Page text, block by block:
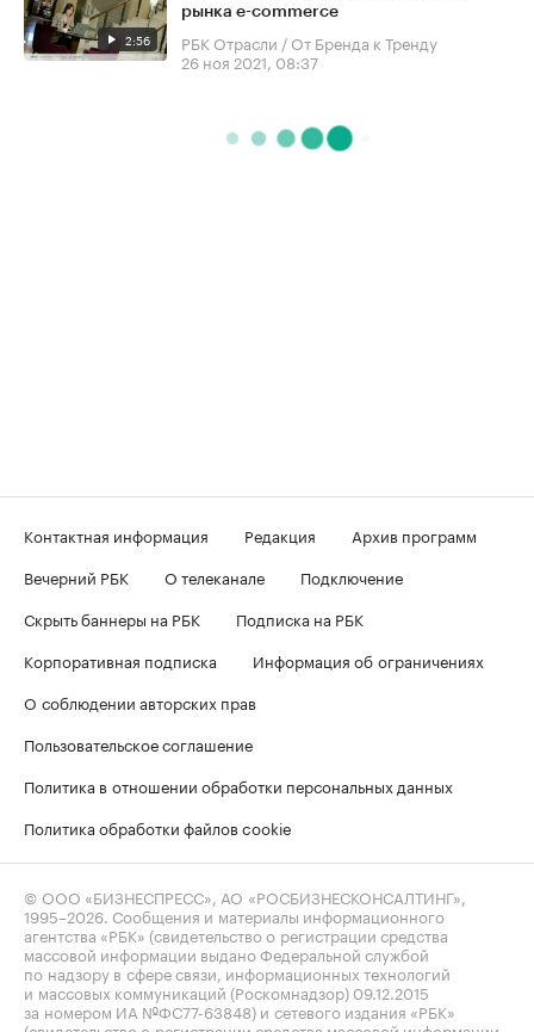
2:56
рынка e-commerce
РБК Отрасли / От Бренда к Тренду
26 ноя 2021, 08:37
Контактная информация Редакция
Архив программ
Вечерний РБК
О телеканале
Подключение
Скрыть баннеры на РБК
Подписка на РБК
Корпоративная подписка
Информация об ограничениях
О соблюдении авторских прав
Пользовательское соглашение
Политика в отношении обработки персональных данных
Политика обработки файлов cookie
© ООО «БИЗНЕСПРЕСС», АО «РОСБИЗНЕСКОНСАЛТИНГ»,
1995–2026 . Сообщения и материалы информационного
агентства «РБК» (свидетельство о регистрации средства
массовой информации выдано Федеральной службой
по надзору в сфере связи, информационных технологий
и массовых коммуникаций (Роскомнадзор) 09.12.2015
за номером ИА №ФС77-63848) и сетевого издания «РБК»